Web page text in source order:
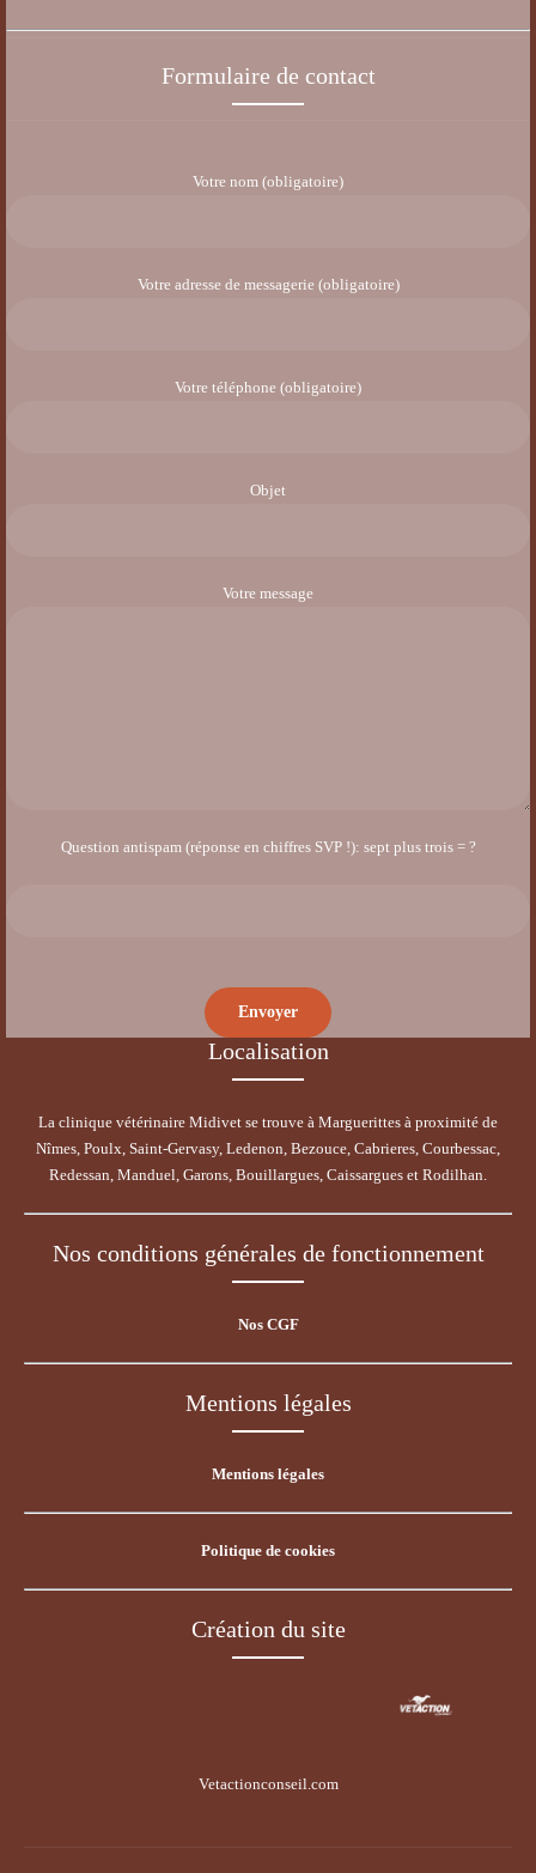
Formulaire de contact
Votre nom (obligatoire)
Votre adresse de messagerie (obligatoire)
Votre téléphone (obligatoire)
Objet
Votre message
Question antispam (réponse en chiffres SVP !): sept plus trois = ?
Localisation
La clinique vétérinaire Midivet se trouve à Marguerittes à proximité de
Nîmes, Poulx, Saint-Gervasy, Ledenon, Bezouce, Cabrieres, Courbessac,
Redessan, Manduel, Garons, Bouillargues, Caissargues et Rodilhan.
Nos conditions générales de fonctionnement
Nos CGF
Mentions légales
Mentions légales
Politique de cookies
Création du site
Vetactionconseil.com